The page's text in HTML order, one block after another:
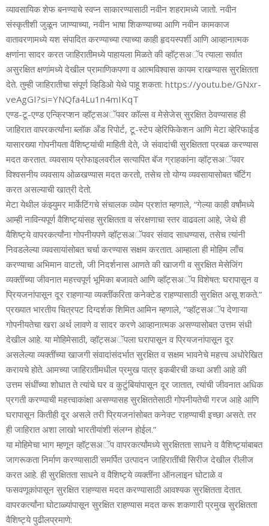
व्‍यावसायिक शेफ बनण्‍याचे स्वप्‍न साकारण्‍यासाठी नवीन शहरामध्‍ये जातो. नवीन
संस्‍कृतीशी जुळून जाण्‍याच्‍या, नवीन भाषा शिकण्‍याच्‍या आणि नवीन कामकाज
वातावरणामध्‍ये यश संपादित करण्‍याच्‍या त्‍याच्‍या काही हृदयस्‍पर्शी आणि आव्‍हानात्‍मक
क्षणांना सादर करत जाहिरातीमध्‍ये पाहायला मिळते की व्‍हॉट्सअॅप त्‍याला सर्वात
असुरक्षित क्षणांमध्‍ये देखील प्रामाणिकपणा व आत्‍मविश्‍वास कायम राखण्‍यास सुरक्षितता
देते. तुम्‍ही जाहिरातीचा संपूर्ण व्हिडिओ येथे पाहू शकता: https://youtu.be/GNxr-
veAgGI?si=YNQfa4Lu1n4mIKqT
एण्‍ड-टू-एण्‍ड एन्क्रिप्‍शन व्‍हॉट्सअॅपवर कॉल्‍स व मेसेजेस् सुरक्षित ठेवण्‍यासह ही
जाहिरात वापरकर्त्‍यांना ब्‍लॉक अँड रिपोर्ट, टू-स्‍टेप व्‍हेरिफिकेशन आणि मेटा व्‍हेरिफाईड
यासारख्‍या गोपनीयता वैशिष्‍ट्यांची माहिती देते, जे संवादांची सुरक्षितता प्रबळ करण्‍यास
मदत करतात. व्‍यवसाय प्रोफाइलवरील सत्‍यापित बॅज ग्राहकांना व्‍हॉट्सअॅपवर
विश्‍वसनीय व्‍यवसाय ओळखण्‍यास मदत करतो, तसेच तो योग्‍य व्‍यवसायासोबत चॅटिंग
करत असल्‍याची खात्री देतो.
मेटा येथील कंझ्युमर मार्केटिंगचे संचालक व्‍योम प्रशांत म्‍हणाले, “गेल्‍या काही वर्षांमध्‍ये
आम्‍ही नाविन्‍यपूर्ण वैशिष्‍ट्यांसह सुरक्षितता व संरक्षणाचा स्‍तर वाढवला आहे, जेथे ही
वैशिष्‍ट्ये वापरकर्त्‍यांना गोपनीयपणे व्‍हॉट्सअॅपवर संवाद साधण्‍यास, तसेच त्‍यांनी
निवडलेल्‍या व्‍यवसायांसोबत चर्चा करण्‍यास सक्षम करतात. आम्‍हाला ही मोहिम लाँच
करण्‍याचा अभिमान वाटतो, जी निदर्शनास आणते की खाजगी व सुरक्षित मेसेजिंग
व्‍यक्‍तींच्‍या जीवनात महत्त्वपूर्ण भूमिका बजावते आणि व्‍हॉट्सअॅप विशेषत: घरापासून व
प्रियजनांपासून दूर राहणाऱ्या व्‍यक्‍तींकरिता कनेक्‍टेड राहण्‍यासाठी सुरक्षित असू शकते.”
प्रख्‍यात भारतीय चित्रपट दिग्‍दर्शक शिमित आमिन म्‍हणाले, “व्‍हॉट्सअॅप देणाऱ्या
गोपनीयतेचा खरा अर्थ लावणे व सादर करणे आव्‍हानात्‍मक असण्‍यासोबत उत्तम संधी
देखील आहे. या मोहिमेसाठी, व्‍हॉट्सअॅपला घरापासून व प्रियजनांपासून दूर
असलेल्‍या व्‍यक्‍तींच्‍या खाजगी संवादांसंदर्भात सुरक्षित व सक्षम भावनेचे महत्त्व अधोरेखित
करायचे होते. आमच्‍या जाहिरातीमधील प्रमुख पात्र इकबीरची कथा अशी आहे की
उत्तम संधींच्‍या शोधात ते त्‍यांचे घर व कुटुंबियांपासून दूर जातात, त्‍यांची जीवनात अधिक
प्रगती करण्‍याची महत्त्वाकांक्षा असण्‍यासह सुरक्षिततेसाठी गोपनीयतेची गरज आहे आणि
घरापासून कितीही दूर असले तरी प्रियजनांसोबत कनेक्‍ट राहण्‍याची इच्‍छा असते. तर
ही जाहिरात अशा लाखो भारतीयांशी संलग्‍न होईल.”
या मोहिमेचा भाग म्‍हणून व्‍हॉट्सअॅप वापरकर्त्‍यांमध्‍ये सुरक्षितता साधने व वैशिष्‍ट्यांबाबत
जागरूकता निर्माण करण्‍यासाठी समर्पित उत्‍पादन जाहिरातींची सिरीज देखील रीलीज
करत आहे. ही सुरक्षितता साधने व वैशिष्‍ट्ये व्‍यक्‍तींना ऑनलाइन घोटाळे व
फसवणूकांपासून सुरक्षित राहण्‍यास मदत करण्‍यासाठी आवश्‍यक सुरक्षितता देतात.
वापरकर्त्‍यांना घोटाळ्यांपासून सुरक्षित राहण्‍यास मदत करू शकणारी प्रमुख सुरक्षितता
वैशिष्‍ट्ये पुढीलप्रमाणे: